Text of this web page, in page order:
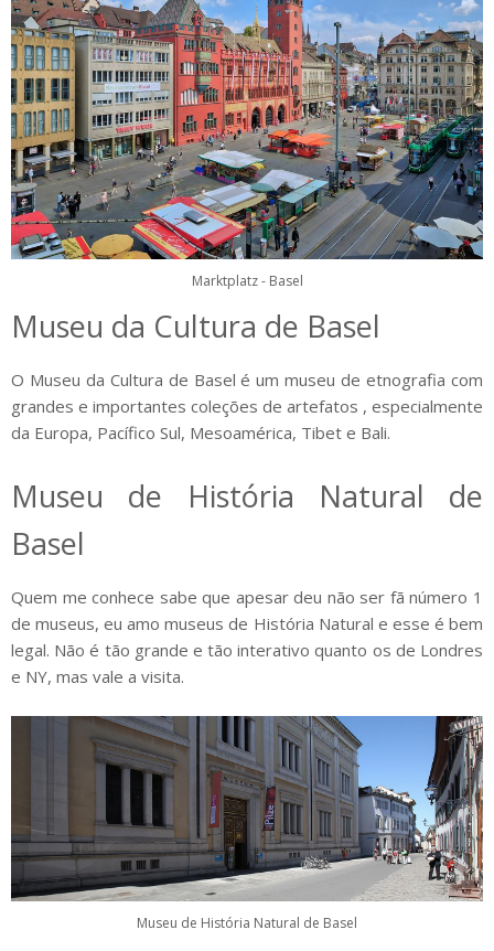
Marktplatz - Basel
Museu da Cultura de Basel
O Museu da Cultura de Basel é um museu de etnografia com
grandes e importantes coleções de artefatos , especialmente
da Europa, Pacífico Sul, Mesoamérica, Tibet e Bali.
Museu de História Natural de
Basel
Quem me conhece sabe que apesar deu não ser fã número 1
de museus, eu amo museus de História Natural e esse é bem
legal. Não é tão grande e tão interativo quanto os de Londres
e NY, mas vale a visita.
Museu de História Natural de Basel